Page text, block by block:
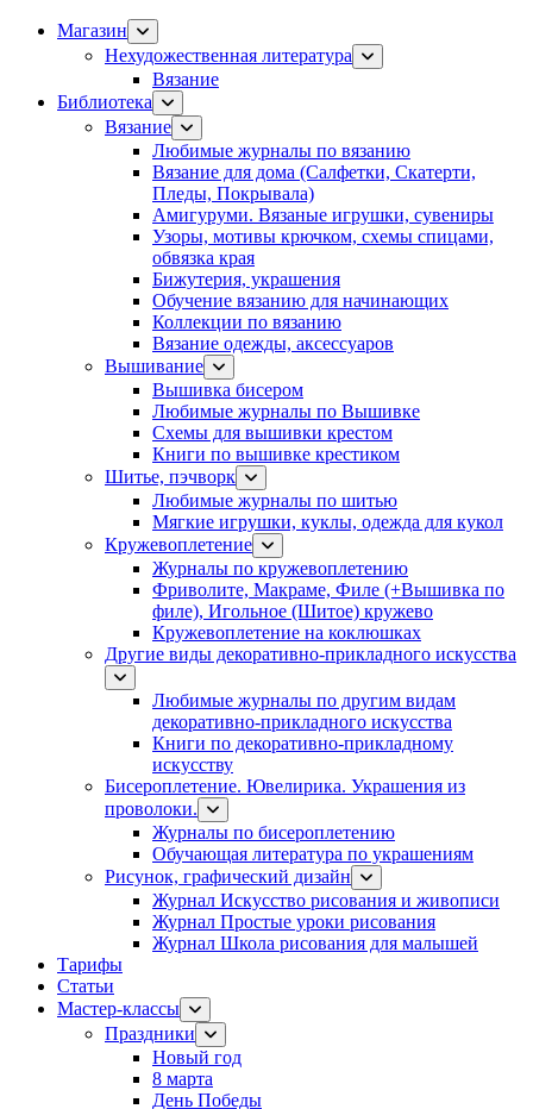
Магазин
Нехудожественная литература
Вязание
Библиотека
Вязание
Любимые журналы по вязанию
Вязание для дома (Салфетки, Скатерти,
Пледы, Покрывала)
Амигуруми. Вязаные игрушки, сувениры
Узоры, мотивы крючком, схемы спицами,
обвязка края
Бижутерия, украшения
Обучение вязанию для начинающих
Коллекции по вязанию
Вязание одежды, аксессуаров
Вышивание
Вышивка бисером
Любимые журналы по Вышивке
Схемы для вышивки крестом
Книги по вышивке крестиком
Шитье, пэчворк
Любимые журналы по шитью
Мягкие игрушки, куклы, одежда для кукол
Кружевоплетение
Журналы по кружевоплетению
Фриволите, Макраме, Филе (+Вышивка по
филе), Игольное (Шитое) кружево
Кружевоплетение на коклюшках
Другие виды декоративно-прикладного искусства
Любимые журналы по другим видам
декоративно-прикладного искусства
Книги по декоративно-прикладному
искусству
Бисероплетение. Ювелирика. Украшения из
проволоки.
Журналы по бисероплетению
Обучающая литература по украшениям
Рисунок, графический дизайн
Журнал Искусство рисования и живописи
Журнал Простые уроки рисования
Журнал Школа рисования для малышей
Тарифы
Статьи
Мастер-классы
Праздники
Новый год
8 марта
День Победы